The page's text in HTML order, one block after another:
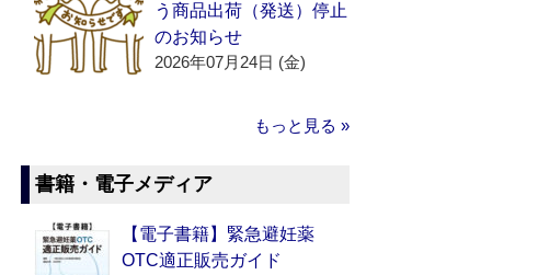
う商品出荷（発送）停止
のお知らせ
2026年07月24日 (金)
もっと見る »
書籍・電子メディア
【電子書籍】緊急避妊薬
OTC適正販売ガイド